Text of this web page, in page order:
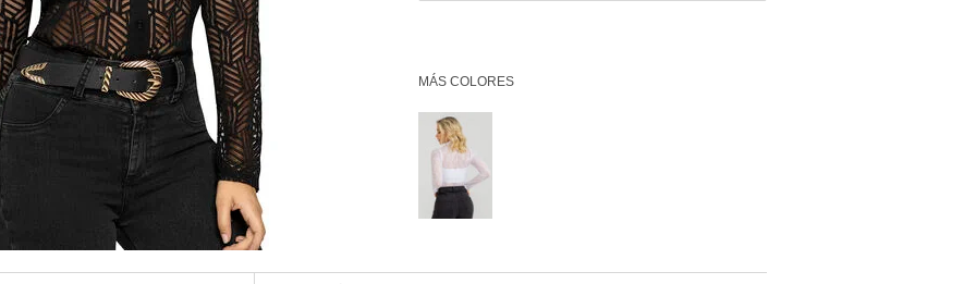
MÁS COLORES